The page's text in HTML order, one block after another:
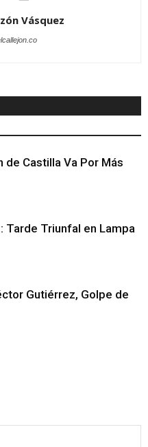
Vásquez
de Castilla Va Por Más
Tarde Triunfal en Lampa
Gutiérrez, Golpe de